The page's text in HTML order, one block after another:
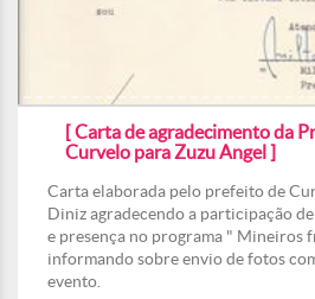
[ Carta de agradecimento da
Curvelo para Zuzu Angel ]
Carta elaborada pelo prefeito de
Diniz agradecendo a participação
e presença no programa " Mineiros
informando sobre envio de fotos
evento.